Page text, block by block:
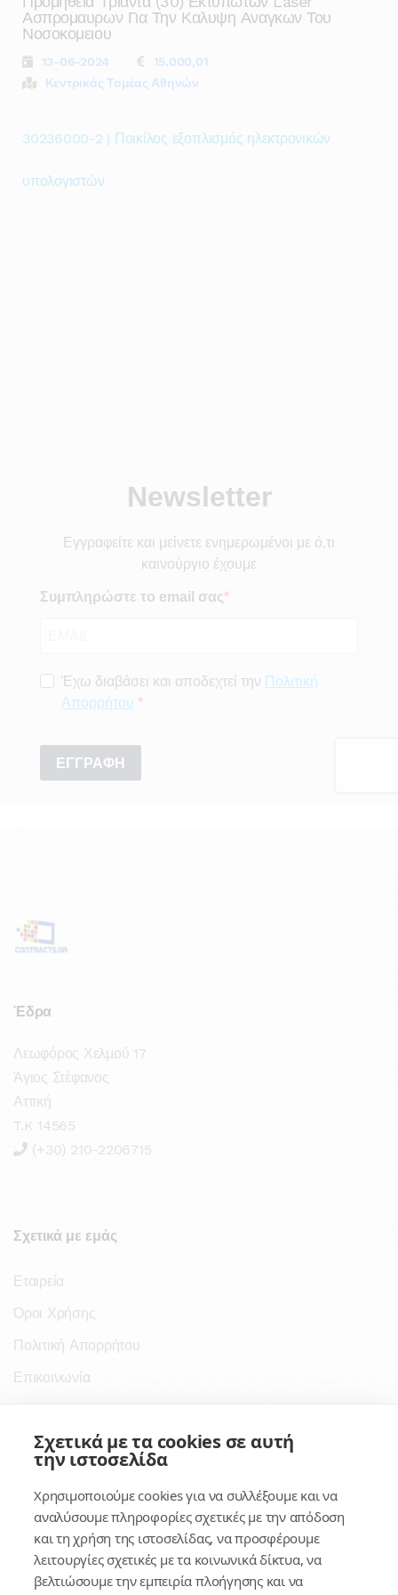
Ασπρομαυρων Για Την Καλυψη Αναγκων Του
Νοσοκομειου
13-06-2024
15.000,01
Κεντρικός Τομέας Αθηνών
30236000-2 | Ποικίλος εξοπλισμός ηλεκτρονικών
υπολογιστών
Έδρα
Λεωφόρος Χελμού 17
Άγιος Στέφανος
Αττική
T.K 14565
(+30) 210-2206715
Σχετικά με εμάς
Εταιρεία
Όροι Χρήσης
Πολιτική Απορρήτου
Επικοινωνία
Σύνδεσμοι
Κέντρο Γνώσης
Πλατφόρμα
Εγγραφή
Σχετικά με τα cookies σε αυτή
την ιστοσελίδα
Χρησιμοποιούμε cookies για να συλλέξουμε και να
αναλύσουμε πληροφορίες σχετικές με την απόδοση
και τη χρήση της ιστοσελίδας, να προσφέρουμε
λειτουργίες σχετικές με τα κοινωνικά δίκτυα, να
βελτιώσουμε την εμπειρία πλοήγησης και να